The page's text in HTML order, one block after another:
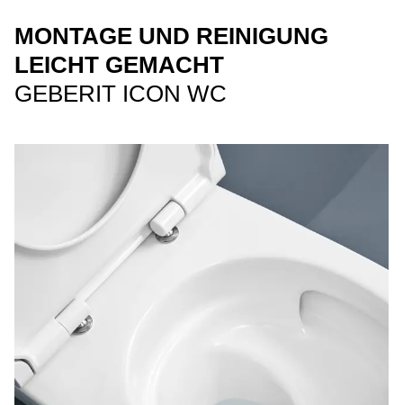
MONTAGE UND REINIGUNG
LEICHT GEMACHT
GEBERIT ICON WC